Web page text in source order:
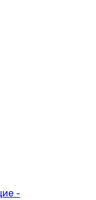
-